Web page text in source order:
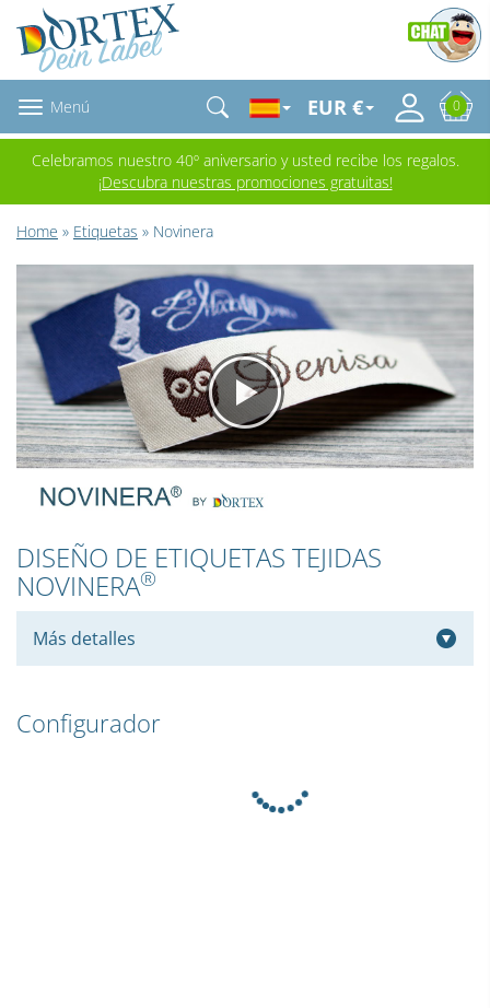
Menú EUR € 0
Celebramos nuestro 40º aniversario y usted recibe los regalos.
¡Descubra nuestras promociones gratuitas!
Home » Etiquetas » Novinera
DISEÑO DE ETIQUETAS TEJIDAS
NOVINERA®
Más detalles
Configurador